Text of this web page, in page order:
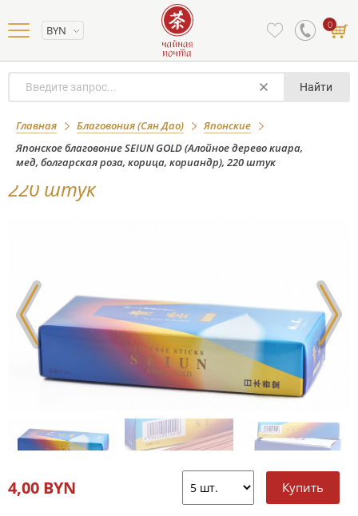
BYN 0
Найти
Главная Благовония (Сян Дао)
Японские
Японское благовоние SEIUN GOLD (Алойное дерево киара,
мед, болгарская роза, корица, кориандр), 220 штук
Японское благовоние SEIUN GOLD
(Алойное дерево киара, мед,
болгарская роза, корица, кориандр),
220 штук
4,00 BYN